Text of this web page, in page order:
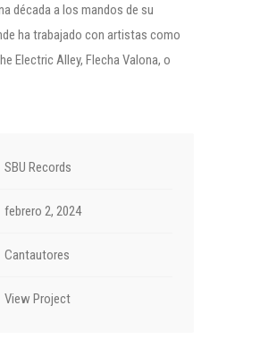
década a los mandos de su
ha trabajado con artistas como
Electric Alley, Flecha Valona, o
SBU Records
febrero 2, 2024
Cantautores
View Project